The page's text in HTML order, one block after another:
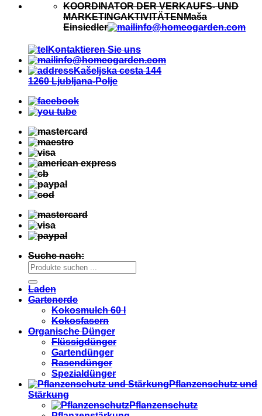
KOORDINATOR DER VERKAUFS- UND
MARKETINGAKTIVITÄTENMaša
Einsiedler
info@homeogarden.com
Kontaktieren Sie uns
info@homeogarden.com
Kašeljska cesta 144
1260 Ljubljana-Polje
Suche nach:
Laden
Gartenerde
Kokosmulch 60 l
Kokosfasern
Organische Dünger
Flüssigdünger
Gartendünger
Rasendünger
Spezialdünger
Pflanzenschutz und
Stärkung
Pflanzenschutz